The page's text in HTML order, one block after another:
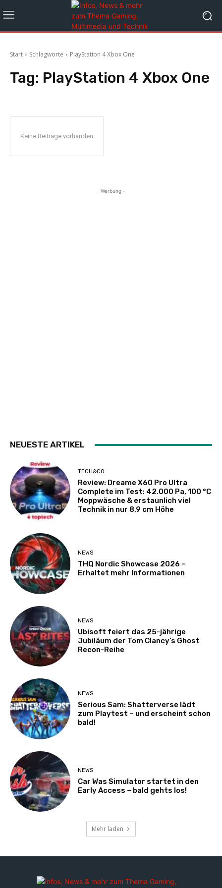
Start Schlagworte PlayStation 4 Xbox One
Tag: PlayStation 4 Xbox One
Keine Beiträge vorhanden
- Werbung -
NEUESTE ARTIKEL
TECH&CO
Review: Dreame X60 Pro Ultra
Complete im Test: 42.000 Pa, 100 °C
Moppwäsche & erstaunlich viel
Technik in nur 8,9 cm Höhe
NEWS
THQ Nordic Showcase 2026 –
Erhaltet mehr Informationen
NEWS
Ubisoft feiert das 25-jährige
Jubiläum der Tom Clancy’s Ghost
Recon-Reihe
NEWS
Serious Sam: Shatterverse lädt
zum Playtest – und erscheint schon
bald!
NEWS
Car Was Simulator startet in den
Early Access – bald gehts los!
Mehr laden